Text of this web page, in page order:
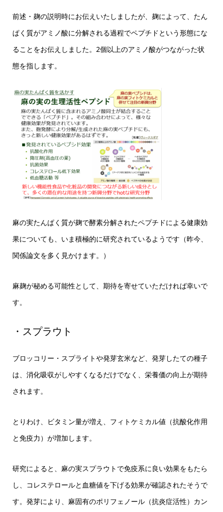
前述・麹の説明時にお伝えいたしましたが、麹によって、たん
ぱく質がアミノ酸に分解される過程でペプチドという形態にな
ることをお伝えしました。2個以上のアミノ酸がつながった状
態を指します。
麻の実たんぱく質が麹で酵素分解されたペプチドによる健康効
果についても、いま積極的に研究されているようです（昨今、
関係論文を多く見かけます。）
麻麹が秘める可能性として、期待を寄せていただければ幸いで
す。
・スプラウト
ブロッコリー・スプライトや発芽玄米など、発芽したての種子
は、消化吸収がしやすくなるだけでなく、栄養価の向上が期待
されます。
とりわけ、ビタミン量が増え、フィトケミカル値（抗酸化作用
と免疫力）が増加します。
研究によると、麻の実スプラウトで免疫系に良い効果をもたら
し、コレステロールと血糖値を下げる効果が確認されたそうで
す。発芽により、麻固有のポリフェノール（抗炎症活性）カン